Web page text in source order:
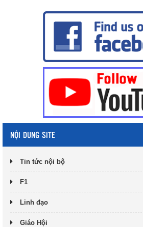
NỘI DUNG SITE
Tin tức nội bộ
F1
Linh đạo
Giáo Hội